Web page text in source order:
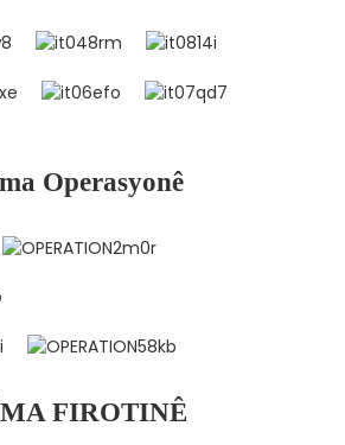
Operasyonê
FIROTINÊ